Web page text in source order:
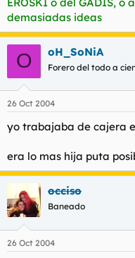
demasiadas ideas
O oH_SoNiA
Forero del todo a
26 Oct 2004
yo trabajaba de cajera
era lo mas hija puta
occiso
Baneado
26 Oct 2004